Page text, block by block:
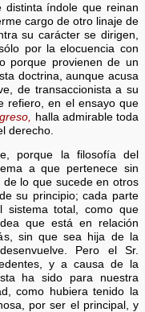
distinta índole que reinan
cargo de otro linaje de
su carácter se dirigen,
por la elocuencia con
porque provienen de un
doctrina, aunque acusa
de transaccionista a su
refiero, en el ensayo que
halla admirable toda
derecho.
porque la filosofía del
a que pertenece sin
lo que sucede en otros
su principio; cada parte
sistema total, como que
que está en relación
sin que sea hija de la
Pero el Sr.
y a causa de la
ha sido para nuestra
como hubiera tenido la
por ser el principal, y